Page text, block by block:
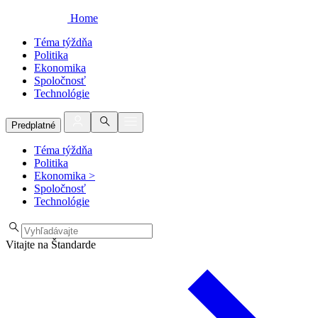
Home
Téma týždňa
Politika
Ekonomika
Spoločnosť
Technológie
Predplatné
Téma týždňa
Politika
Ekonomika >
Spoločnosť
Technológie
Vitajte na Štandarde